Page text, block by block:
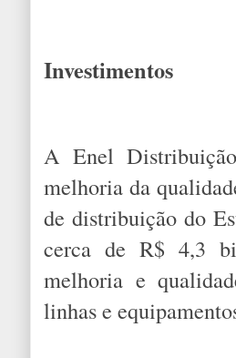
Investimentos
A Enel
melhoria da
de distribuição do
cerca de R$ 4,3
melhoria e
linhas e